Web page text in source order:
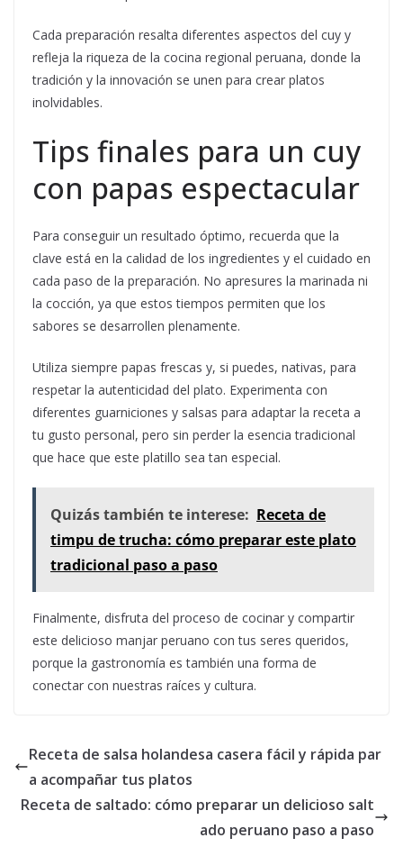
Cada preparación resalta diferentes aspectos del cuy y
refleja la riqueza de la cocina regional peruana, donde la
tradición y la innovación se unen para crear platos
inolvidables.
Tips finales para un cuy
con papas espectacular
Para conseguir un resultado óptimo, recuerda que la
clave está en la calidad de los ingredientes y el cuidado en
cada paso de la preparación. No apresures la marinada ni
la cocción, ya que estos tiempos permiten que los
sabores se desarrollen plenamente.
Utiliza siempre papas frescas y, si puedes, nativas, para
respetar la autenticidad del plato. Experimenta con
diferentes guarniciones y salsas para adaptar la receta a
tu gusto personal, pero sin perder la esencia tradicional
que hace que este platillo sea tan especial.
Quizás también te interese: Receta de
timpu de trucha: cómo preparar este plato
tradicional paso a paso
Finalmente, disfruta del proceso de cocinar y compartir
este delicioso manjar peruano con tus seres queridos,
porque la gastronomía es también una forma de
conectar con nuestras raíces y cultura.
Receta de salsa holandesa casera fácil y rápida par
a acompañar tus platos
Receta de saltado: cómo preparar un delicioso salt
ado peruano paso a paso